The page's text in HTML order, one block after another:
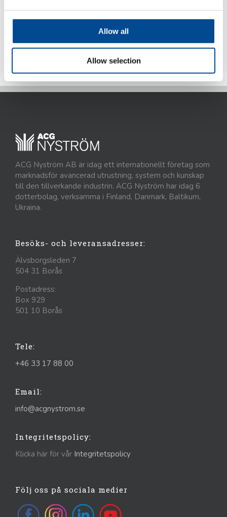
Allow all
Allow selection
Detaljer
ACG Nyström AB är idag ett internationellt företag som
marknadsför avancerad utrustning, system och kunskap
till den tillverkande industrin. ACG Nyström har idag 6
dotterbolag, verksamma i Finland, Danmark, Baltikum,
Ukraina.
Besöks- och leveransadresser:
Älvsborgsleden 7
504 31 Borås
Postadress:
Box 929
501 10 Borås
Tele:
+46 33 17 88 00
Email:
info@acgnystrom.se
Integritetspolicy:
Klicka här för vår Integritetspolicy
Följ oss på sociala medier